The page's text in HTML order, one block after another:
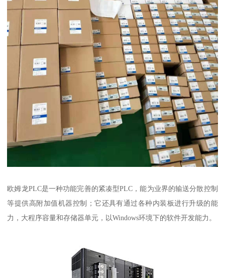
欧姆龙PLC是一种功能完善的紧凑型PLC，能为业界的输送分散控制
等提供高附加值机器控制；它还具有通过各种内装板进行升级的能
力，大程序容量和存储器单元，以Windows环境下的软件开发能力。